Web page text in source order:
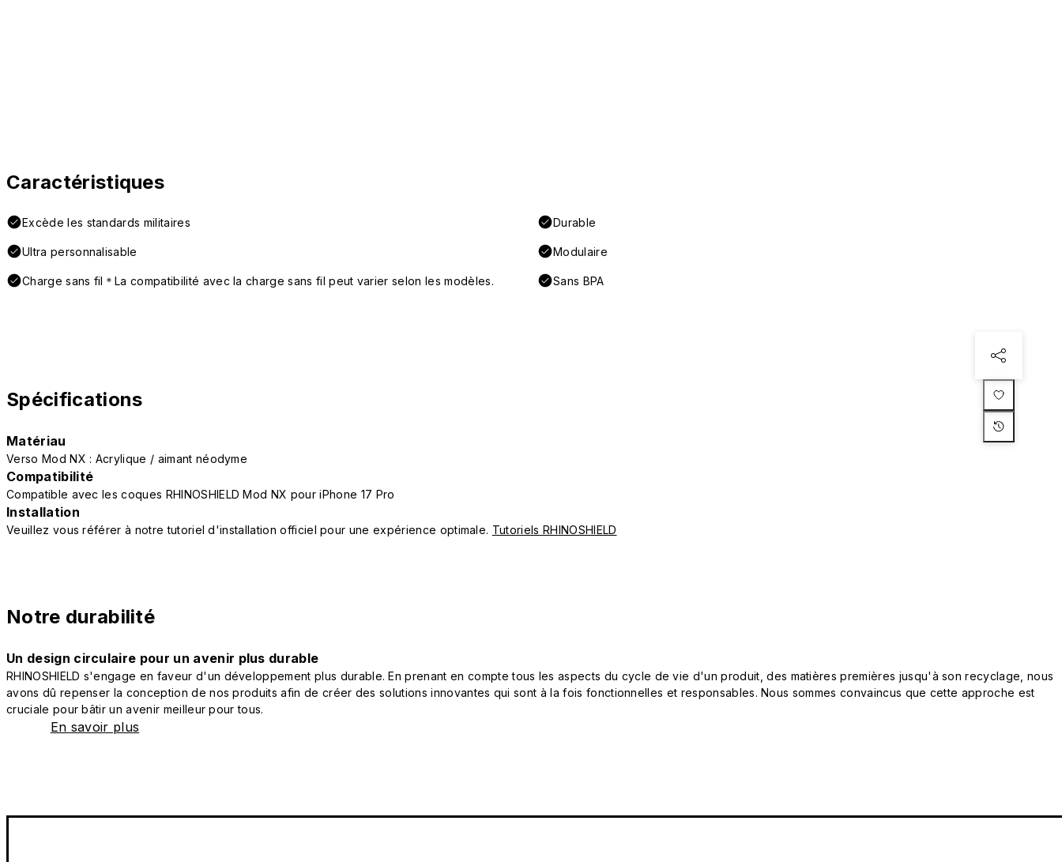
Caractéristiques
Excède les standards militaires Durable
Ultra personnalisable Modulaire
Charge sans fil＊La compatibilité avec la charge sans fil peut varier selon les modèles. Sans BPA
Spécifications
Matériau
Verso Mod NX : Acrylique / aimant néodyme
Compatibilité
Compatible avec les coques RHINOSHIELD Mod NX pour iPhone 17 Pro
Installation
Veuillez vous référer à notre tutoriel d'installation officiel pour une expérience optimale. Tutoriels RHINOSHIELD
Notre durabilité
Un design circulaire pour un avenir plus durable
RHINOSHIELD s'engage en faveur d'un développement plus durable. En prenant en compte tous les aspects du cycle de vie d'un produit, des matières premières jusqu'à son recyclage, nous
avons dû repenser la conception de nos produits afin de créer des solutions innovantes qui sont à la fois fonctionnelles et responsables. Nous sommes convaincus que cette approche est
cruciale pour bâtir un avenir meilleur pour tous.
En savoir plus